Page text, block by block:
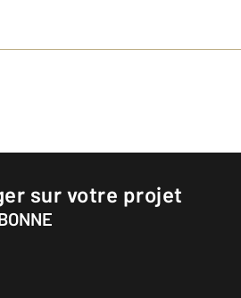
sur votre projet